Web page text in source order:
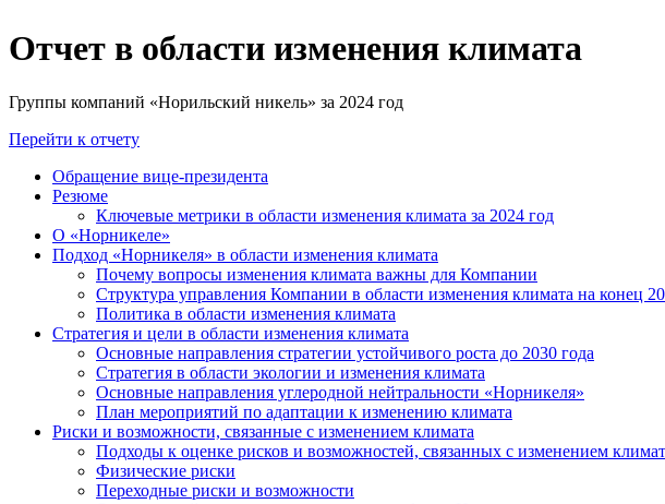
Отчет в области изменения климата
Группы компаний «Норильский никель» за 2024 год
Перейти к отчету
Обращение вице-президента
Резюме
Ключевые метрики в области изменения климата за 2024 год
О «Норникеле»
Подход «Норникеля» в области изменения климата
Почему вопросы изменения климата важны для Компании
Структура управления Компании в области изменения климата на конец
Политика в области изменения климата
Стратегия и цели в области изменения климата
Основные направления стратегии устойчивого роста до 2030 года
Стратегия в области экологии и изменения климата
Основные направления углеродной нейтральности «Норникеля»
План мероприятий по адаптации к изменению климата
Риски и возможности, связанные с изменением климата
Подходы к оценке рисков и возможностей, связанных с изменением
Физические риски
Переходные риски и возможности